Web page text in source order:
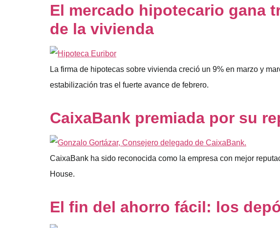
El mercado hipotecario gana
de la vivienda
La firma de hipotecas sobre vivienda creció un 9% en marzo y
estabilización tras el fuerte avance de febrero.
CaixaBank premiada por su
CaixaBank ha sido reconocida como la empresa con mejor
House.
El fin del ahorro fácil: los